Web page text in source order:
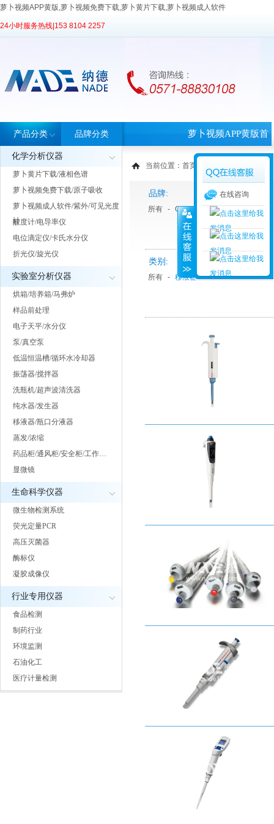
萝卜视频APP黄版,萝卜视频免费下载,萝卜黄片下载,萝卜视频成人软件
24小时服务热线| 153 8104 2257
产品分类
化学分析仪器
萝卜黄片下载/液相色谱
萝卜视频免费下载/原子吸收
萝卜视频成人软件/紫外/可见光度
计
酸度计/电导率仪
电位滴定仪/卡氏水分仪
折光仪/旋光仪
实验室分析仪器
烘箱/培养箱/马弗炉
样品前处理
电子天平/水分仪
泵/真空泵
低温恒温槽/循环水冷却器
振荡器/搅拌器
洗瓶机/超声波清洗器
纯水器/发生器
移液器/瓶口分液器
蒸发/浓缩
药品柜/通风柜/安全柜/工作…
显微镜
生命科学仪器
微生物检测系统
荧光定量PCR
高压灭菌器
酶标仪
凝胶成像仪
行业专用仪器
食品检测
制药行业
环境监测
石油化工
医疗计量检测
品牌分类 萝卜视频APP黄版首
页
当前位置： 首页
品牌:
所有 - Ohaus 奥豪斯 - 瑞士帝肯
类别:
所有 - 移液器 - 分液器 - 助吸器 -
在线咨询